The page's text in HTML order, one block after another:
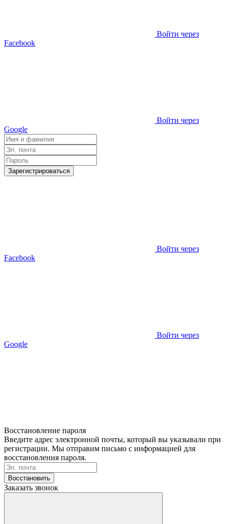
Войти через
Facebook
Войти через
Google
Зарегистрироваться
Войти через
Facebook
Войти через
Google
Восстановление пароля
Введите адрес электронной почты, который вы указывали при
регистрации. Мы отправим письмо с информацией для
восстановления пароля.
Восстановить
Заказать звонок